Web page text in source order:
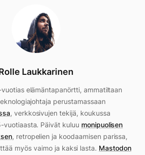
Laukkarinen
elämäntapanörtti, ammatiltaan
perustamassaan
, verkkosivujen tekijä, koukussa
vuotiaasta. Päivät kuluu monipuolisen
, retropelien ja koodaamisen parissa,
myös vaimo ja kaksi lasta. Mastodon